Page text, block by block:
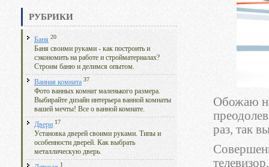
РУБРИКИ
Баня 20
Баня своими руками - как построить и
сэкономить на работе и стройматериалах?
Строим баню и делимся опытом.
Ванная комната 37
Фото ванных комнат маленького размера.
Выбирайте дизайн интерьера ванной комнаты
вашей мечты! Все о ванной комнате.
Двери 17
Установка дверей своими руками. Типы и
особенности дверей. Как выбрать
металлическую дверь.
1
Обожаю
раз, так